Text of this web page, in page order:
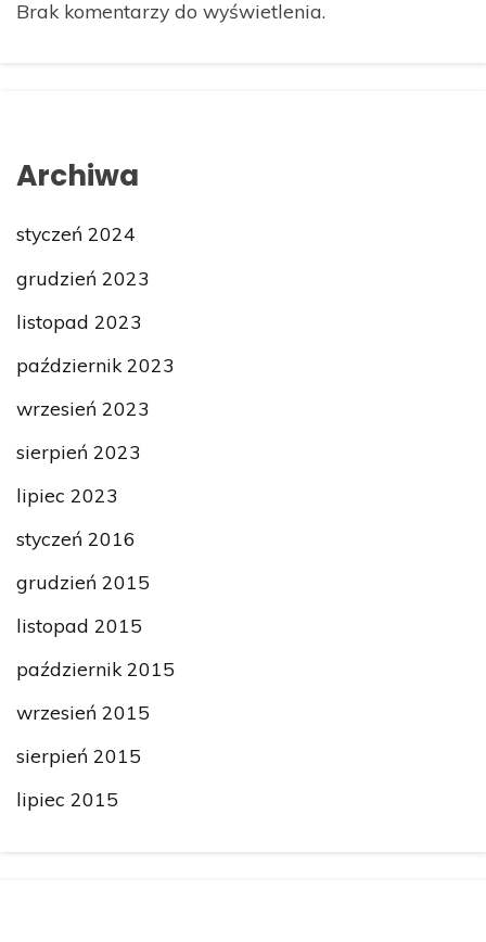
Brak komentarzy do wyświetlenia.
Archiwa
styczeń 2024
grudzień 2023
listopad 2023
październik 2023
wrzesień 2023
sierpień 2023
lipiec 2023
styczeń 2016
grudzień 2015
listopad 2015
październik 2015
wrzesień 2015
sierpień 2015
lipiec 2015